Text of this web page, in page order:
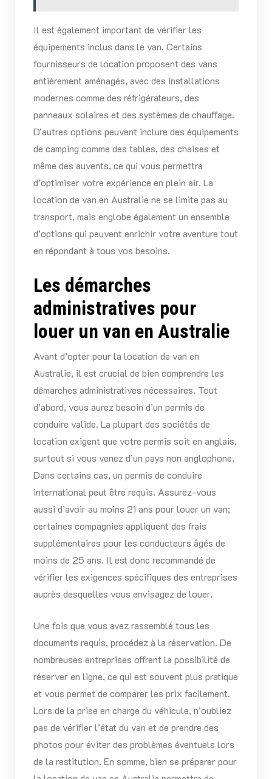
Il est également important de vérifier les
équipements inclus dans le van. Certains
fournisseurs de location proposent des vans
entièrement aménagés, avec des installations
modernes comme des réfrigérateurs, des
panneaux solaires et des systèmes de chauffage.
D’autres options peuvent inclure des équipements
de camping comme des tables, des chaises et
même des auvents, ce qui vous permettra
d’optimiser votre expérience en plein air. La
location de van en Australie ne se limite pas au
transport, mais englobe également un ensemble
d’options qui peuvent enrichir votre aventure tout
en répondant à tous vos besoins.
Les démarches
administratives pour
louer un van en Australie
Avant d’opter pour la location de van en
Australie, il est crucial de bien comprendre les
démarches administratives nécessaires. Tout
d’abord, vous aurez besoin d’un permis de
conduire valide. La plupart des sociétés de
location exigent que votre permis soit en anglais,
surtout si vous venez d’un pays non anglophone.
Dans certains cas, un permis de conduire
international peut être requis. Assurez-vous
aussi d’avoir au moins 21 ans pour louer un van;
certaines compagnies appliquent des frais
supplémentaires pour les conducteurs âgés de
moins de 25 ans. Il est donc recommandé de
vérifier les exigences spécifiques des entreprises
auprès desquelles vous envisagez de louer.
Une fois que vous avez rassemblé tous les
documents requis, procédez à la réservation. De
nombreuses entreprises offrent la possibilité de
réserver en ligne, ce qui est souvent plus pratique
et vous permet de comparer les prix facilement.
Lors de la prise en charge du véhicule, n’oubliez
pas de vérifier l’état du van et de prendre des
photos pour éviter des problèmes éventuels lors
de la restitution. En somme, bien se préparer pour